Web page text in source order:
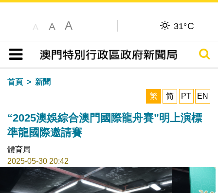
A A A 31°C
目錄
搜尋
首頁
新聞
繁
简 PT EN
“2025澳娛綜合澳門國際龍舟賽”明上演標
準龍國際邀請賽
體育局
2025-05-30 20:42